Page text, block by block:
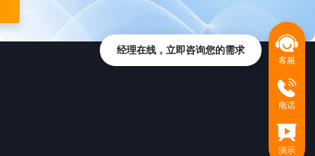
客服
电话
演示
经理在线，立即咨询您的需求